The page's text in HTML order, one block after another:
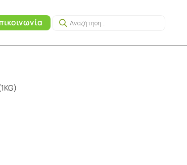
Products
search